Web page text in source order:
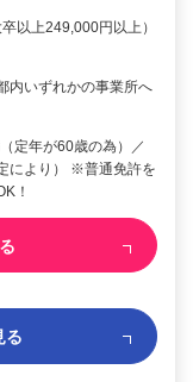
以上249,000円以上）
いずれかの事業所へ
定年が60歳の為）／
により） ※普通免許を
！
る